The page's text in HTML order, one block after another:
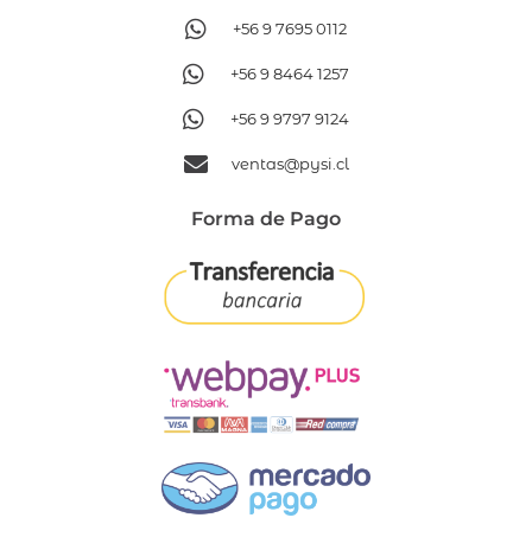
+56 9 7695 0112
+56 9 8464 1257
+56 9 9797 9124
ventas@pysi.cl
Forma de Pago